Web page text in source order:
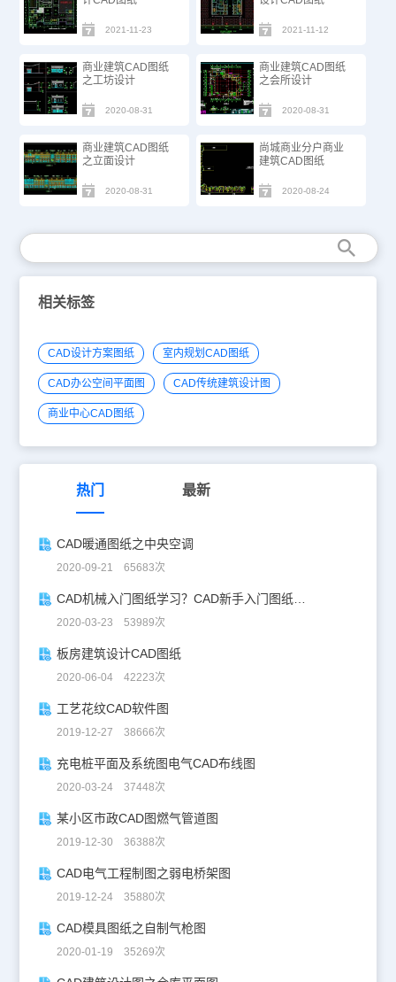
2021-11-23 2021-11-12
商业建筑CAD图纸
之工坊设计
2020-08-31
商业建筑CAD图纸
之会所设计
2020-08-31
商业建筑CAD图纸
之立面设计
2020-08-31
尚城商业分户商业
建筑CAD图纸
2020-08-24
相关标签
CAD设计方案图纸 室内规划CAD图纸
CAD办公空间平面图 CAD传统建筑设计图
商业中心CAD图纸
热门 最新
CAD暖通图纸之中央空调
2020-09-21 65683次
CAD机械入门图纸学习？CAD新手入门图纸练习
2020-03-23 53989次
板房建筑设计CAD图纸
2020-06-04 42223次
工艺花纹CAD软件图
2019-12-27 38666次
充电桩平面及系统图电气CAD布线图
2020-03-24 37448次
某小区市政CAD图燃气管道图
2019-12-30 36388次
CAD电气工程制图之弱电桥架图
2019-12-24 35880次
CAD模具图纸之自制气枪图
2020-01-19 35269次